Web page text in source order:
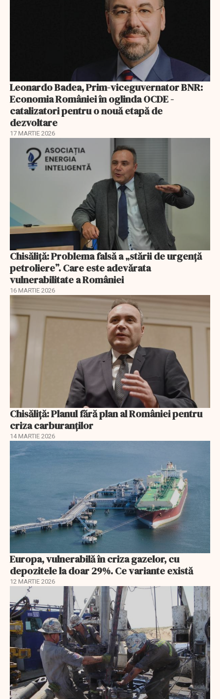
Leonardo Badea, Prim-viceguvernator BNR:
Economia României în oglinda OCDE -
catalizatori pentru o nouă etapă de
dezvoltare
17 MARTIE 2026
Chisăliță: Problema falsă a „stării de urgență
petroliere”. Care este adevărata
vulnerabilitate a României
16 MARTIE 2026
Chisăliță: Planul fără plan al României pentru
criza carburanților
14 MARTIE 2026
Europa, vulnerabilă în criza gazelor, cu
depozitele la doar 29%. Ce variante există
12 MARTIE 2026